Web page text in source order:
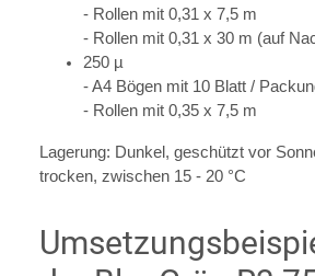
- Rollen mit 0,31 x 7,5 m
- Rollen mit 0,31 x 30 m (auf
250 µ
- A4 Bögen mit 10 Blatt /
- Rollen mit 0,35 x 7,5 m
Lagerung: Dunkel, geschützt vor
trocken, zwischen 15 - 20 °C